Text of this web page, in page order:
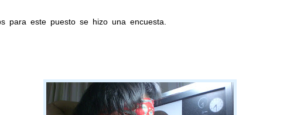
para este puesto se hizo una encuesta.